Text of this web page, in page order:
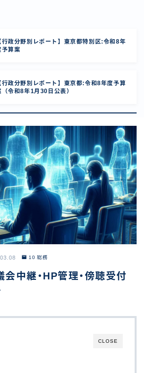
行政分野別レポート】東京都特別区:令和8年
予算案
行政分野別レポート】東京都:令和8年度予算
（令和8年1月30日公表）
10 総務
会中継・HP管理・傍聴受付
CLOSE